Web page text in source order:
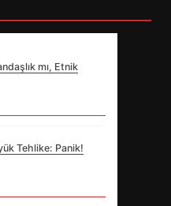
mı, Etnik
Tehlike: Panik!